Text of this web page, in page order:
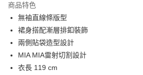
街口支付
悠遊付
Google Pay
全盈+PAY
商品特色
無袖直線條版型
裙身搭配漸層排釦裝飾
兩側貼袋造型設計
MIA MIA雷射切割設計
衣長 119 cm